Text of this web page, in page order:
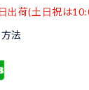
出荷(土日祝は
法